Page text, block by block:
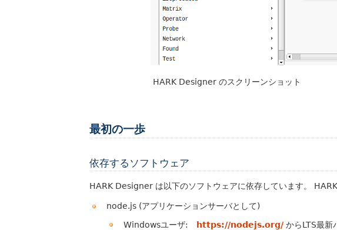
HARK Designer のスクリーンショット
最初の一歩
依存するソフトウェア
HARK Designer は以下のソフトウェアに依存しています。
node.js (アプリケーションサーバとして)
Windowsユーザ: https://nodejs.org/からLTS最新